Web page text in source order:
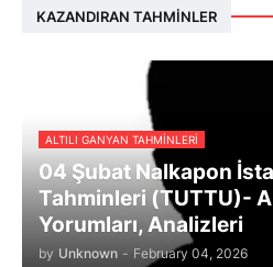
KAZANDIRAN TAHMINLER
ALTILI GANYAN TAHMINLERI
04 Şubat Nalkapon
Tahminleri (TUTTU)-
Yorumları, Analizleri
by Unknown - February 04, 2026